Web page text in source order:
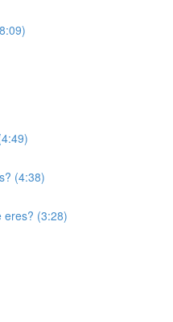
(4:38)
eres? (3:28)